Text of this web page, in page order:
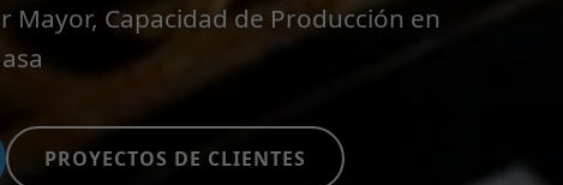
Mayor, Capacidad de Producción en
PROYECTOS DE CLIENTES